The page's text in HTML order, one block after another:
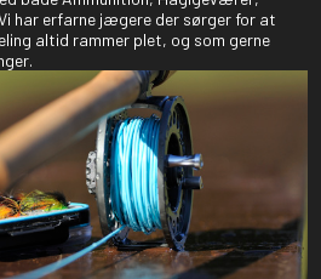
har erfarne jægere der sørger for at
altid rammer plet, og som gerne